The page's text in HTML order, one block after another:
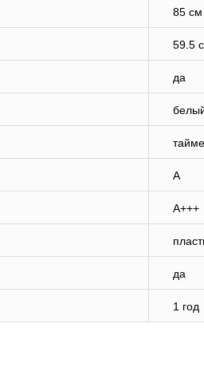
85 см
59.5
да
A
A+++
да
1 год